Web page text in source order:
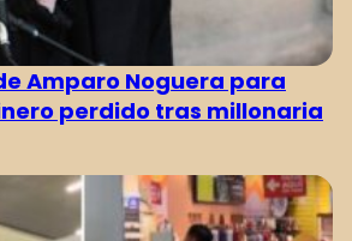
Amparo Noguera para
perdido tras millonaria